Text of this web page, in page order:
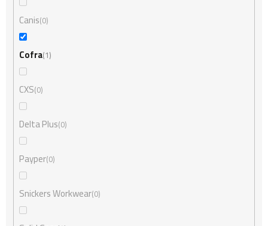
Canis 0
Cofra 1
CXS 0
Delta Plus 0
Payper 0
Snickers Workwear 0